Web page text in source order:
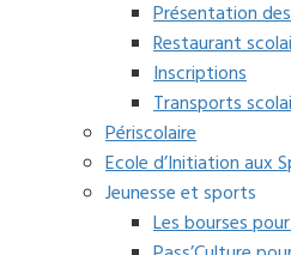
Présentation
Restaurant
Inscriptions
Transports
Périscolaire
Ecole d’Initiation aux
Jeunesse et sports
Les bourses